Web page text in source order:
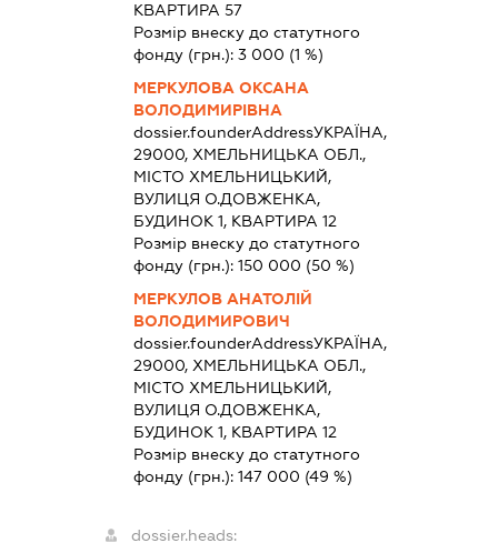
КВАРТИРА 57
Розмір внеску до статутного
фонду (грн.):3 000 (1 %)
МЕРКУЛОВА ОКСАНА
ВОЛОДИМИРІВНА
dossier.founderAddressУКРАЇНА,
29000, ХМЕЛЬНИЦЬКА ОБЛ.,
МІСТО ХМЕЛЬНИЦЬКИЙ,
ВУЛИЦЯ О.ДОВЖЕНКА,
БУДИНОК 1, КВАРТИРА 12
Розмір внеску до статутного
фонду (грн.):150 000 (50 %)
МЕРКУЛОВ АНАТОЛІЙ
ВОЛОДИМИРОВИЧ
dossier.founderAddressУКРАЇНА,
29000, ХМЕЛЬНИЦЬКА ОБЛ.,
МІСТО ХМЕЛЬНИЦЬКИЙ,
ВУЛИЦЯ О.ДОВЖЕНКА,
БУДИНОК 1, КВАРТИРА 12
Розмір внеску до статутного
фонду (грн.):147 000 (49 %)
dossier.heads: